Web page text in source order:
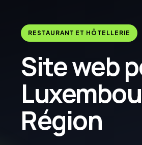
RESTAURANT ET HÔTELLERIE
Site web
Région